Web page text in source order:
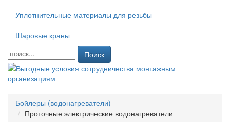
Уплотнительные материалы для резьбы
Шаровые краны
Поиск
Бойлеры (водонагреватели)
Проточные электрические водонагреватели